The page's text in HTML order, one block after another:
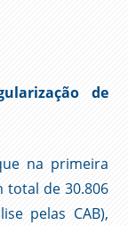
de
na primeira
total de 30.806
pelas CAB),